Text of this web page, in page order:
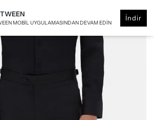
MOBIL UYGULAMASINDAN DEVAM EDIN
İndir